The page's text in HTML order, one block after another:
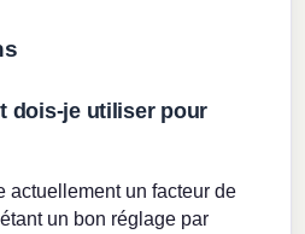
dois-je utiliser pour
actuellement un facteur de
un bon réglage par